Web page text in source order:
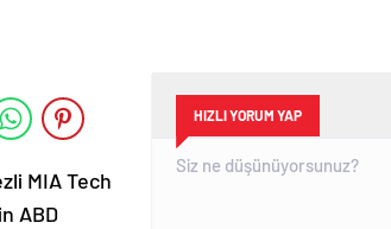
MIA Tech
ABD
HIZLI YORUM YAP